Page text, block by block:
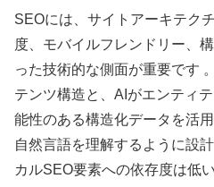
SEOには、サイトアーキテク
度、モバイルフレンドリー、
った技術的な側面が重要です
テンツ構造と、AIがエンティ
能性のある構造化データを活
自然言語を理解するように設
カルSEO要素への依存度は低